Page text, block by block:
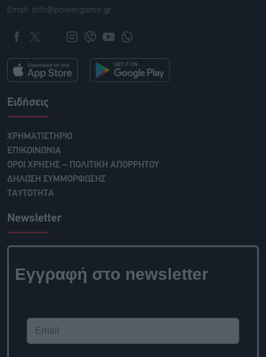
Email: info@powergame.gr
Ειδήσεις
ΧΡΗΜΑΤΙΣΤΗΡΙΟ
ΕΠΙΚΟΙΝΩΝΙΑ
ΟΡΟΙ ΧΡΗΣΗΣ – ΠΟΛΙΤΙΚΗ ΑΠΟΡΡΗΤΟΥ
ΔΗΛΩΣΗ ΣΥΜΜΟΡΦΩΣΗΣ
ΤΑΥΤΟΤΗΤΑ
Newsletter
Εγγραφή στο newsletter